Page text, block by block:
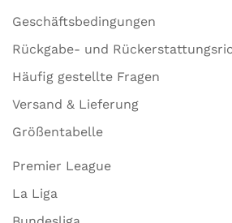
Geschäftsbedingungen
Rückgabe- und
Häufig gestellte Fragen
Versand & Lieferung
Größentabelle
Premier League
La Liga